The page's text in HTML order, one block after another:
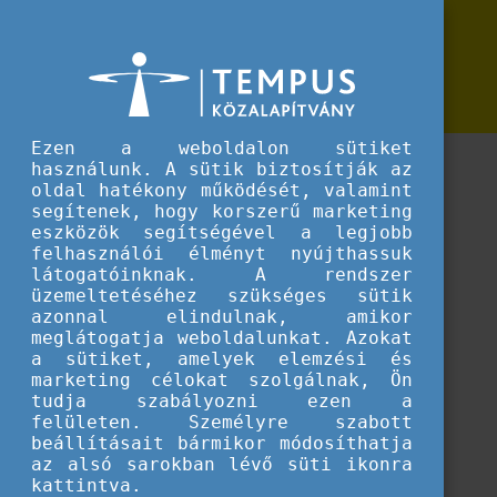
Szakértői tanulmányok
Hasznos anyagok, tanulmányok
Betöltés...
Ezen a weboldalon sütiket
használunk. A sütik biztosítják az
oldal hatékony működését, valamint
segítenek, hogy korszerű marketing
eszközök segítségével a legjobb
felhasználói élményt nyújthassuk
látogatóinknak. A rendszer
üzemeltetéséhez szükséges sütik
azonnal elindulnak, amikor
meglátogatja weboldalunkat. Azokat
a sütiket, amelyek elemzési és
marketing célokat szolgálnak, Ön
tudja szabályozni ezen a
felületen. Személyre szabott
beállításait bármikor módosíthatja
az alsó sarokban lévő süti ikonra
kattintva.